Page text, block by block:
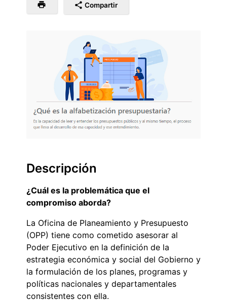
Compartir
Descripción
¿Cuál es la problemática que el
compromiso aborda?
La Oficina de Planeamiento y Presupuesto
(OPP) tiene como cometido asesorar al
Poder Ejecutivo en la definición de la
estrategia económica y social del Gobierno y
la formulación de los planes, programas y
políticas nacionales y departamentales
consistentes con ella.